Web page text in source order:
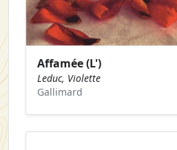
Affamée (L')
Leduc, Violette
Gallimard